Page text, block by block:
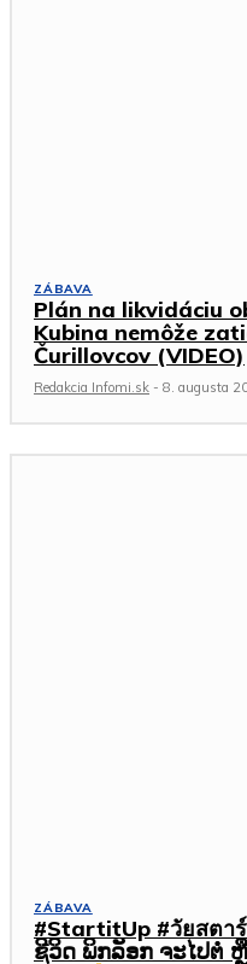
ZÁBAVA
Plán na likvidáciu
Kubina nemôže
Čurillovcov (VIDEO)
Redakcia Infomi.sk - 8. augusta
ZÁBAVA
#StartitUp #วัยสตา
ຊີວິດ ພິກລັອກ ຈະໄປຕໍ່